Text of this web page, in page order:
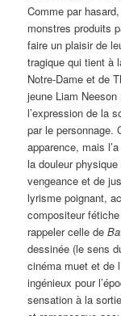
Comme par
monstres produits
faire un plaisir de
tragique qui tient à
Notre-Dame et de
jeune Liam
l’expression de la
par le personnage.
apparence, mais
la douleur
vengeance et de
lyrisme poignant,
compositeur
rappeler celle de
dessinée (le sens
cinéma muet et de
ingénieux pour
sensation à la